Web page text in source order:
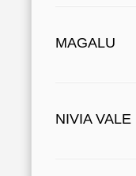
MAGALU
NIVIA VALE